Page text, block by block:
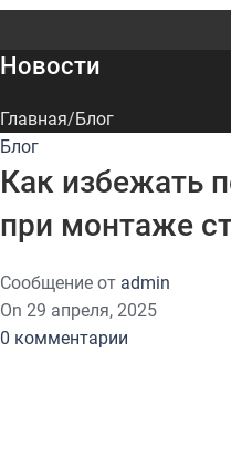
Новости
Главная Блог
Блог
Как избежать
при монтаже
Сообщение от admin
On 29 апреля, 2025
0 комментарии